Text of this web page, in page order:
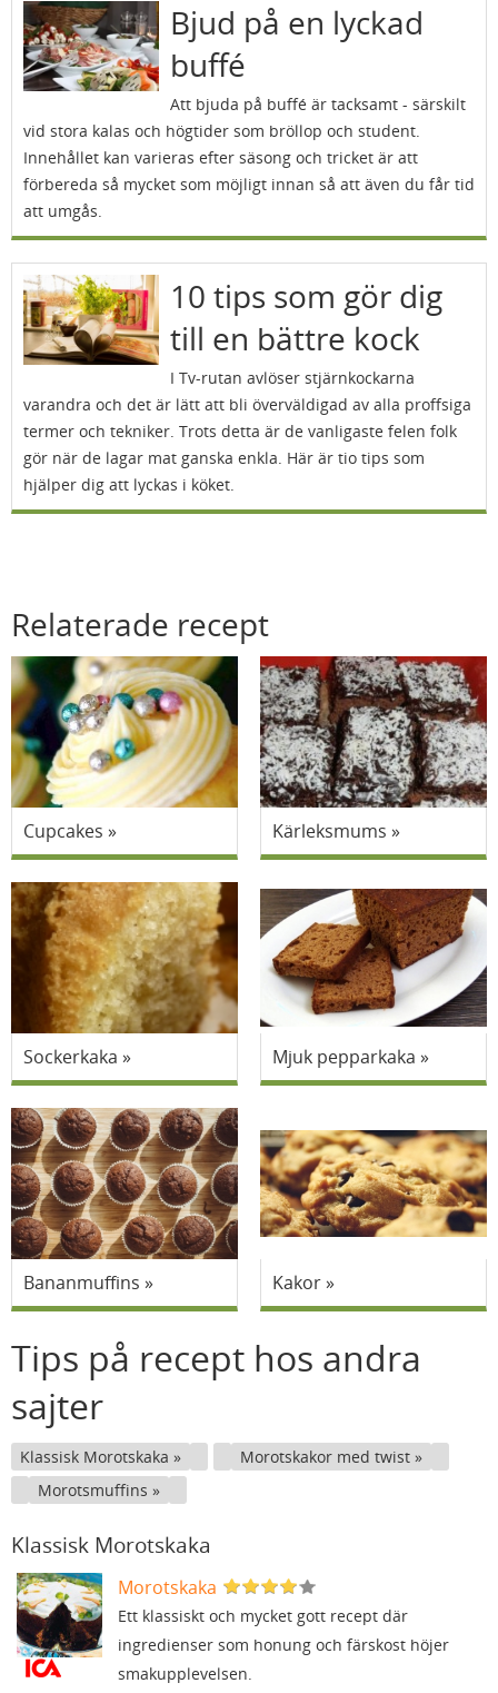
Bjud på en lyckad
buffé
Att bjuda på buffé är tacksamt - särskilt
vid stora kalas och högtider som bröllop och student.
Innehållet kan varieras efter säsong och tricket är att
förbereda så mycket som möjligt innan så att även du får tid
att umgås.
10 tips som gör dig
till en bättre kock
I Tv-rutan avlöser stjärnkockarna
varandra och det är lätt att bli överväldigad av alla proffsiga
termer och tekniker. Trots detta är de vanligaste felen folk
gör när de lagar mat ganska enkla. Här är tio tips som
hjälper dig att lyckas i köket.
Relaterade recept
Cupcakes Kärleksmums
Sockerkaka Mjuk pepparkaka
Bananmuffins Kakor
Tips på recept hos andra
sajter
Klassisk Morotskaka
Morotskakor med twist
Morotsmuffins
Klassisk Morotskaka
Morotskaka
Ett klassiskt och mycket gott recept där
ingredienser som honung och färskost höjer
smakupplevelsen.